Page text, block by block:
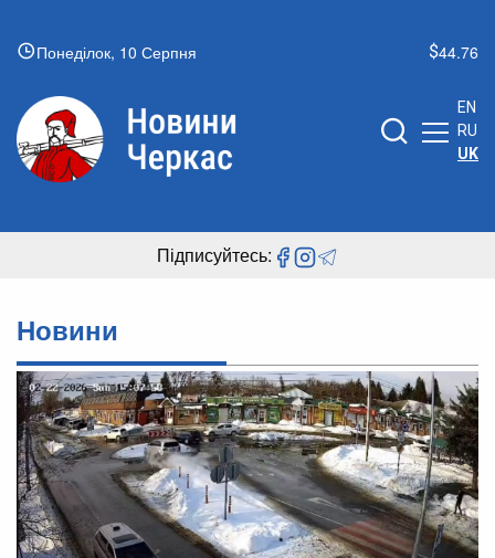
Понеділок, 10 Серпня 44.76
EN
RU
UK
Підписуйтесь:
Новини